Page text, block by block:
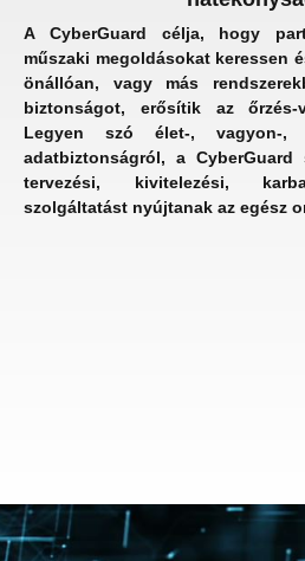
A CyberGuard célja, hogy
műszaki megoldásokat keressen
önállóan, vagy más
biztonságot, erősítik az őrzés-
Legyen szó élet-, vagyon-,
adatbiztonságról, a CyberGuard
tervezési, kivitelezési,
szolgáltatást nyújtanak az egész